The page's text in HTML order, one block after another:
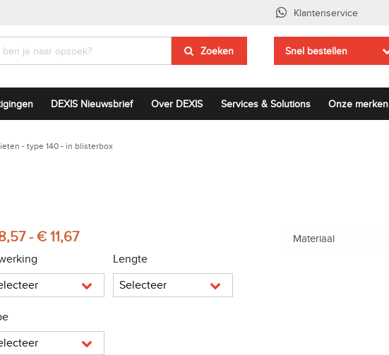
Klantenservice
Zoeken Snel bestellen
DEXIS Nieuwsbrief Over DEXIS Services & Solutions Onze merken
- type 140 - in blisterbox
- € 11,67
Lengte
Selecteer
Materiaal